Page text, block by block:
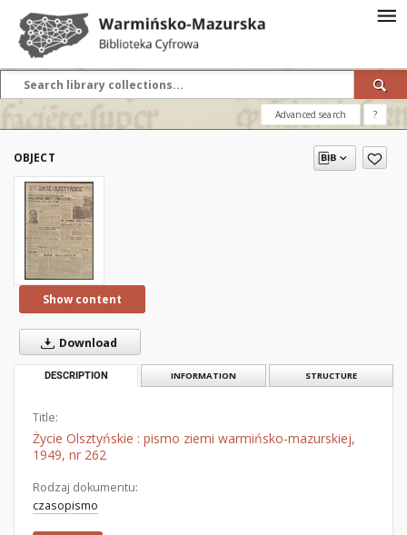
Advanced search ?
OBJECT
Show content
Download
DESCRIPTION INFORMATION STRUCTURE
Title:
Życie Olsztyńskie : pismo ziemi warmińsko-mazurskiej,
1949, nr 262
Rodzaj dokumentu:
czasopismo